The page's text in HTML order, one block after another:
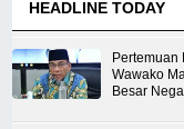
HEADLINE TODAY
Pertemuan
Wawako
Besar